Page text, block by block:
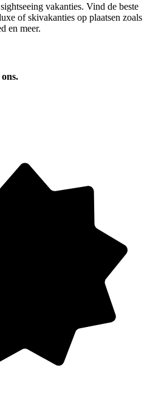
vakanties. Vind de beste
of skivakanties op plaatsen zoals
en meer.